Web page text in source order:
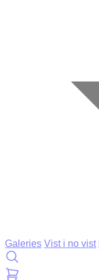
Galeries Vist i no vist